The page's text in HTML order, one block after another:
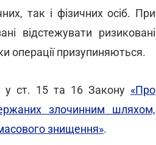
так і фізичних осіб. При
відстежувати ризиковані
операції призупиняються.
у ст. 15 та 16 Закону «Про
злочинним шляхом,
знищення».